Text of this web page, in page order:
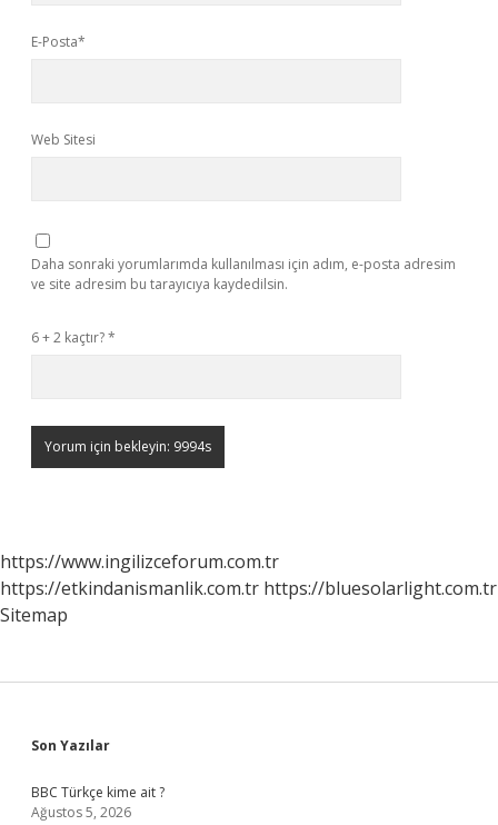
E-Posta*
Web Sitesi
Daha sonraki yorumlarımda kullanılması için adım, e-posta adresim
ve site adresim bu tarayıcıya kaydedilsin.
6 + 2 kaçtır?*
https://www.ingilizceforum.com.tr
https://etkindanismanlik.com.tr https://bluesolarlight.com.tr
Sitemap
Sidebar
Son Yazılar
BBC Türkçe kime ait ?
Ağustos 5, 2026